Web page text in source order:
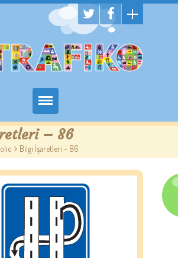
Al
Çocuk Blog
– 86
> Bilgi İşaretleri – 86